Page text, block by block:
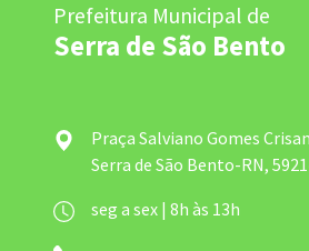
Prefeitura Municipal de
Serra de São Bento
Praça Salviano Gomes
Serra de São Bento-RN,
seg a sex | 8h às 13h